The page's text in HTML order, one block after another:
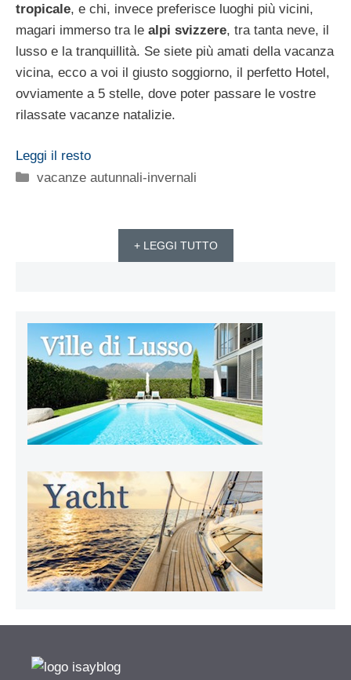
tropicale, e chi, invece preferisce luoghi più vicini,
magari immerso tra le alpi svizzere, tra tanta neve, il
lusso e la tranquillità. Se siete più amati della vacanza
vicina, ecco a voi il giusto soggiorno, il perfetto Hotel,
ovviamente a 5 stelle, dove poter passare le vostre
rilassate vacanze natalizie.
Leggi il resto
Categorie
vacanze autunnali-invernali
+ LEGGI TUTTO